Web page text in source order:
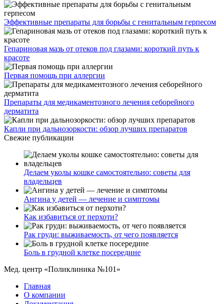
Эффективные препараты для борьбы с генитальным герпесом
Гепариновая мазь от отеков под глазами: короткий путь к
красоте
Первая помощь при аллергии
Препараты для медикаментозного лечения себорейного
дерматита
Капли при дальнозоркости: обзор лучших препаратов
Свежие публикации
Делаем уколы кошке самостоятельно: советы для
владельцев
Ангина у детей — лечение и симптомы
Как избавиться от перхоти?
Рак груди: выживаемость, от чего появляется
Боль в грудной клетке посередине
Мед. центр «Поликлиника №101»
Главная
О компании